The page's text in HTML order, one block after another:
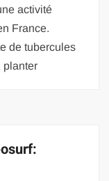
activité
France.
de tubercules
planter